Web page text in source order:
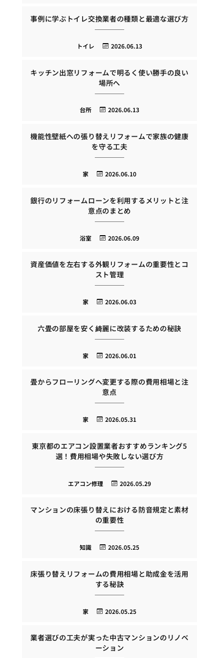
事例に学ぶトイレ交換業者の種類と最適な選び方
2026.06.13
トイレ
キッチン出窓リフォームで明るく使い勝手の良い
場所へ
2026.06.13
台所
機能性壁紙への張り替えリフォームで家族の健康
を守る工夫
2026.06.10
家
銀行のリフォームローンを利用するメリットと注
意点のまとめ
2026.06.09
浴室
資産価値を左右する外観リフォームの重要性とコ
スト管理
2026.06.03
家
六畳の部屋を安く綺麗に改装するための秘訣
2026.06.01
家
畳からフローリングへ変更する際の費用相場と注
意点
2026.05.31
家
東京都のエアコン設置業者おすすめランキング5
選！費用相場や失敗しない選び方
2026.05.29
エアコン修理
マンションの床張り替えにおける防音規定と素材
の重要性
2026.05.25
知識
床張り替えリフォームの費用相場と助成金を活用
する秘訣
2026.05.25
家
業者選びの工夫が実った中古マンションのリノベ
ーション